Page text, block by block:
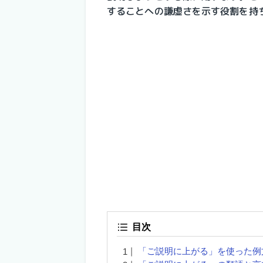
することへの謙虚さを示す役割を持
目次
「ご説明に上がる」を使った例